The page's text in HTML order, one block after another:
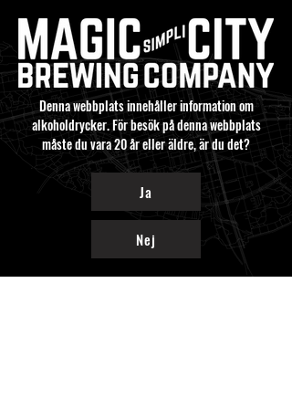
Denna webbplats innehåller information om
alkoholdrycker. För besök på denna webbplats
måste du vara 20 år eller äldre, är du det?
Ja
Nej